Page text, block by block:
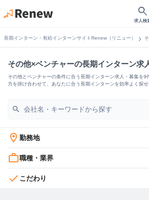
search
求人検
長期インターン・有給インターンサイトRenew（リニュー） chevron_right
その他×ベンチャーの長期インターン求
その他とベンチャーの条件に合う長期インターン求人・募集を9
方を掛け合わせて、あなたに合う長期インターンを効率よく探せ
search
location_on 勤務地
work_outline職種・業界
check こだわり